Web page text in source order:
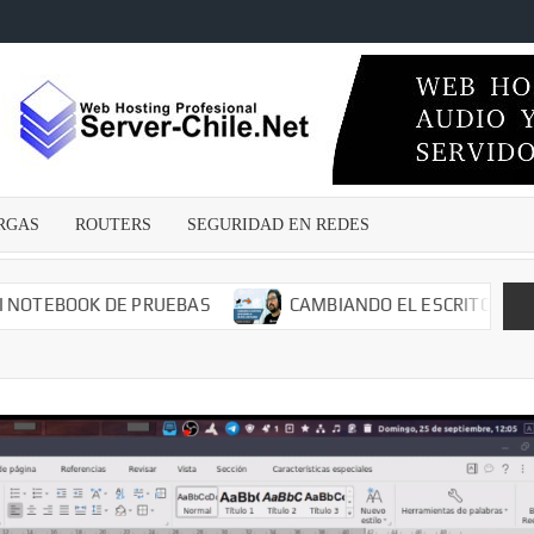
–
Dvr –
ROUTERS SEGURIDAD EN REDES
DE PRUEBAS CAMBIANDO EL ESCRITORIO DE MI